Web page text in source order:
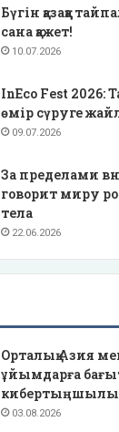
Бүгін қазаққа
сана қажет!
10.07.2026
InEco Fest 2026:
өмір сүруге
09.07.2026
За пределами
говорит миру
тела
22.06.2026
Орталық Азия
ұйымдарға
кибертыңшылық
03.08.2026